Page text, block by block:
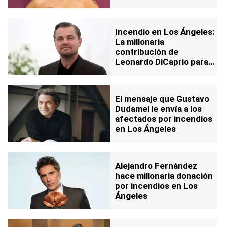
Incendio en Los Ángeles:
La millonaria
contribución de
Leonardo DiCaprio para
El mensaje que Gustavo
Dudamel le envía a los
afectados por incendios
en Los Ángeles
Alejandro Fernández
hace millonaria donación
por incendios en Los
Ángeles